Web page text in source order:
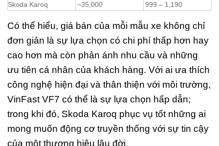
Skoda Karoq
~35,000 999 – 1,190
Có thể hiểu, giá bán của mỗi mẫu xe không chỉ
đơn giản là sự lựa chọn có chi phí thấp hơn hay
cao hơn mà còn phản ánh nhu cầu và những
ưu tiên cá nhân của khách hàng. Với ai ưa thích
công nghệ hiện đại và thân thiện với môi trường,
VinFast VF7 có thể là sự lựa chọn hấp dẫn;
trong khi đó, Skoda Karoq phục vụ tốt những ai
mong muốn động cơ truyền thống với sự tin cậy
của một thương hiệu lâu đời.